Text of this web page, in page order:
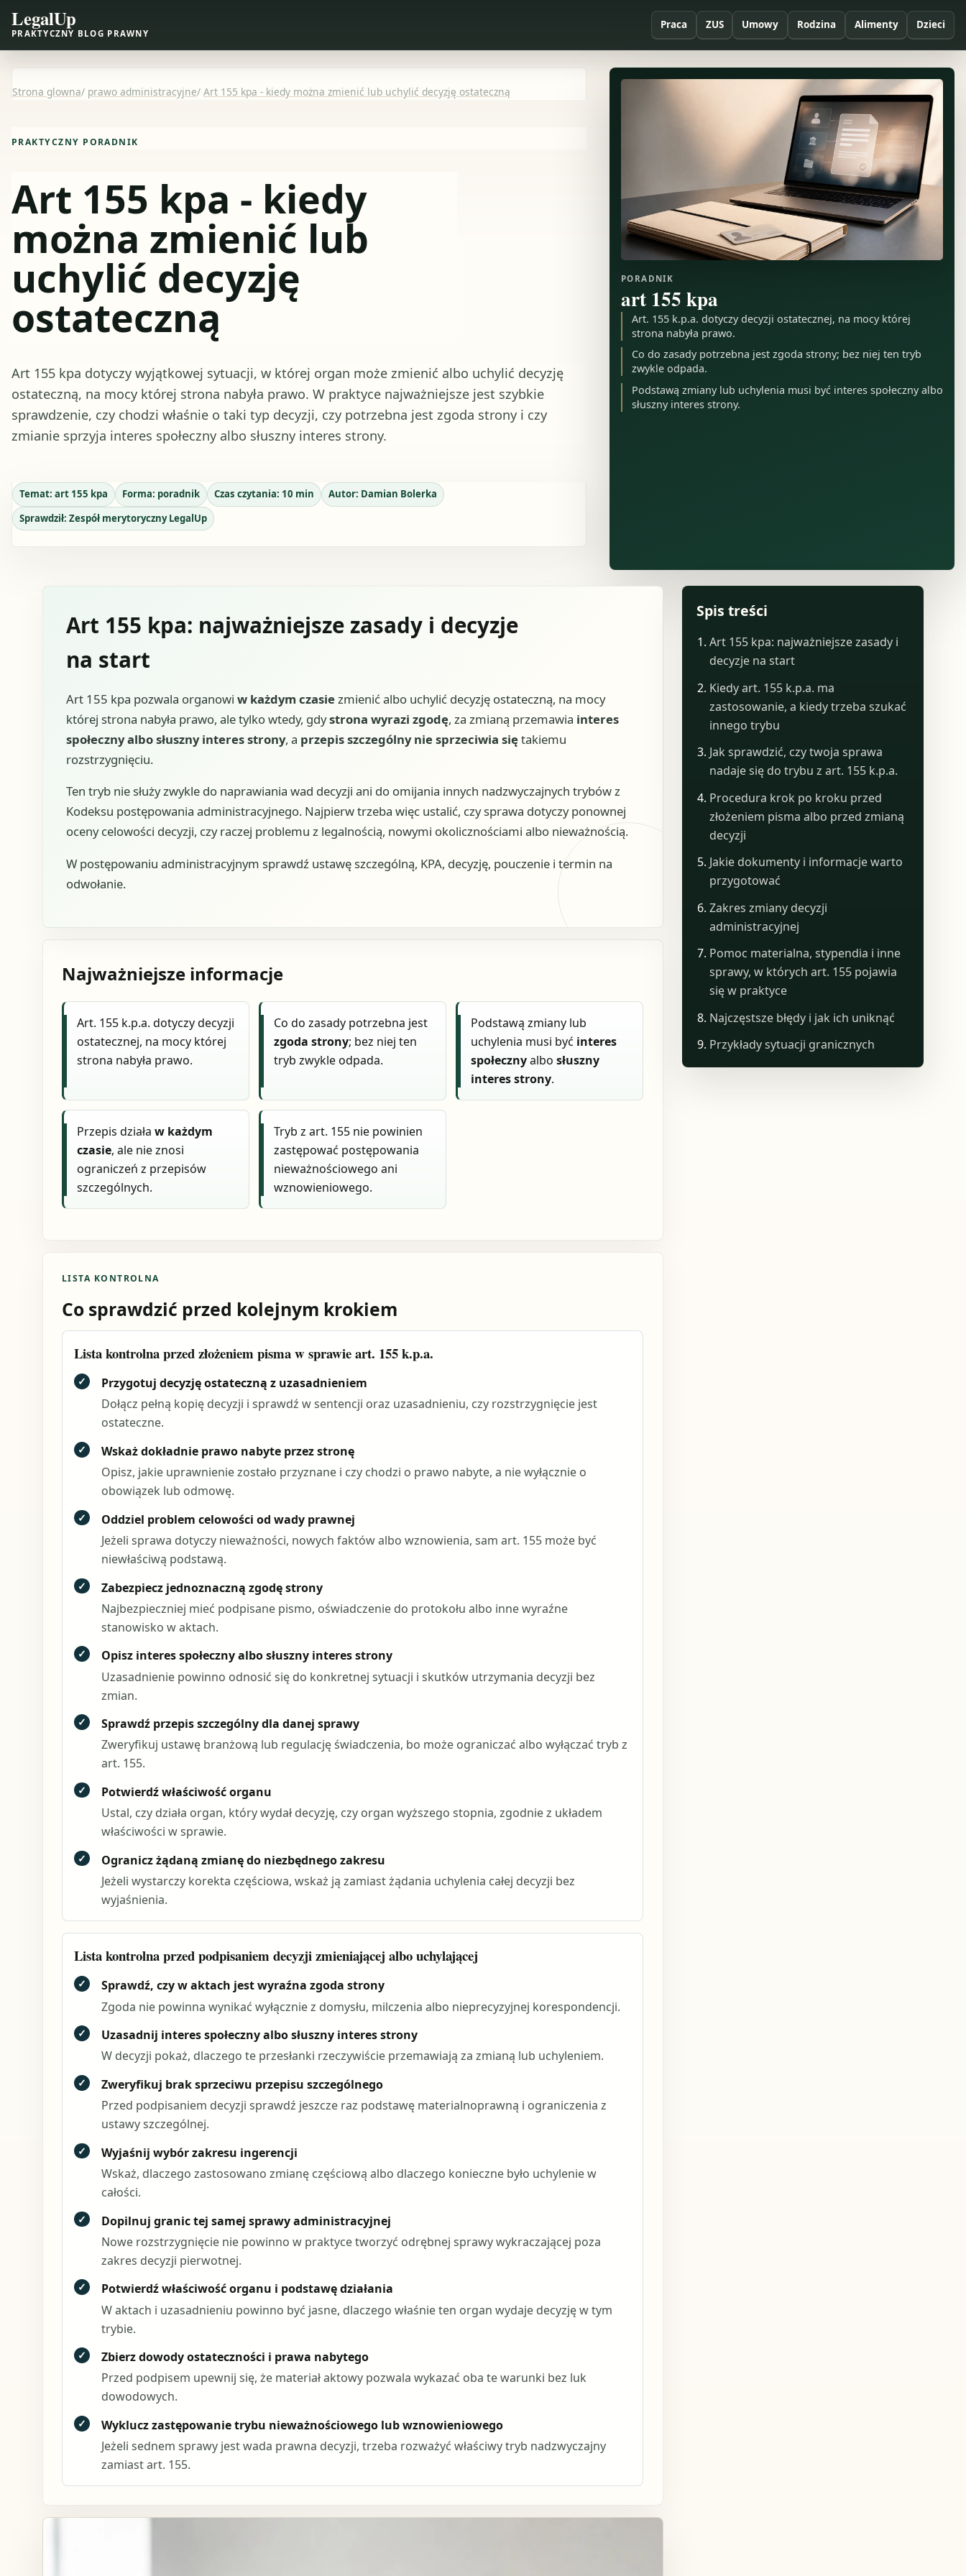
LegalUp
PRAKTYCZNY BLOG PRAWNY
Praca ZUS Umowy Rodzina Alimenty Dzieci
Strona glowna/ prawo administracyjne/ Art 155 kpa - kiedy można zmienić lub uchylić decyzję ostateczną
PRAKTYCZNY PORADNIK
Art 155 kpa - kiedy
można zmienić lub
uchylić decyzję
ostateczną
Art 155 kpa dotyczy wyjątkowej sytuacji, w której organ może zmienić albo uchylić decyzję
ostateczną, na mocy której strona nabyła prawo. W praktyce najważniejsze jest szybkie
sprawdzenie, czy chodzi właśnie o taki typ decyzji, czy potrzebna jest zgoda strony i czy
zmianie sprzyja interes społeczny albo słuszny interes strony.
Temat: art 155 kpa Forma: poradnik Czas czytania: 10 min Autor: Damian Bolerka
Sprawdził: Zespół merytoryczny LegalUp
PORADNIK
art 155 kpa
Art. 155 k.p.a. dotyczy decyzji ostatecznej, na mocy której
strona nabyła prawo.
Co do zasady potrzebna jest zgoda strony; bez niej ten tryb
zwykle odpada.
Podstawą zmiany lub uchylenia musi być interes społeczny albo
słuszny interes strony.
Art 155 kpa: najważniejsze zasady i decyzje
na start
Art 155 kpa pozwala organowi w każdym czasie zmienić albo uchylić decyzję ostateczną, na mocy
której strona nabyła prawo, ale tylko wtedy, gdystrona wyrazi zgodę, za zmianą przemawia interes
społeczny albo słuszny interes strony, a przepis szczególny nie sprzeciwia siętakiemu
rozstrzygnięciu.
Ten tryb nie służy zwykle do naprawiania wad decyzji ani do omijania innych nadzwyczajnych trybów z
Kodeksu postępowania administracyjnego. Najpierw trzeba więc ustalić, czy sprawa dotyczy ponownej
oceny celowości decyzji, czy raczej problemu z legalnością, nowymi okolicznościami albo nieważnością.
W postępowaniu administracyjnym sprawdź ustawę szczególną, KPA, decyzję, pouczenie i termin na
odwołanie.
Najważniejsze informacje
Art. 155 k.p.a. dotyczy decyzji
ostatecznej, na mocy której
strona nabyła prawo.
Co do zasady potrzebna jest
zgoda strony; bez niej ten
tryb zwykle odpada.
Podstawą zmiany lub
uchylenia musi być interes
społecznyalbosłuszny
interes strony.
Przepis działaw każdym
czasie, ale nie znosi
ograniczeń z przepisów
szczególnych.
Tryb z art. 155 nie powinien
zastępować postępowania
nieważnościowego ani
wznowieniowego.
LISTA KONTROLNA
Co sprawdzić przed kolejnym krokiem
Lista kontrolna przed złożeniem pisma w sprawie art. 155 k.p.a.
✓
Przygotuj decyzję ostateczną z uzasadnieniem
Dołącz pełną kopię decyzji i sprawdź w sentencji oraz uzasadnieniu, czy rozstrzygnięcie jest
ostateczne.
✓
Wskaż dokładnie prawo nabyte przez stronę
Opisz, jakie uprawnienie zostało przyznane i czy chodzi o prawo nabyte, a nie wyłącznie o
obowiązek lub odmowę.
✓
Oddziel problem celowości od wady prawnej
Jeżeli sprawa dotyczy nieważności, nowych faktów albo wznowienia, sam art. 155 może być
niewłaściwą podstawą.
✓
Zabezpiecz jednoznaczną zgodę strony
Najbezpieczniej mieć podpisane pismo, oświadczenie do protokołu albo inne wyraźne
stanowisko w aktach.
✓
Opisz interes społeczny albo słuszny interes strony
Uzasadnienie powinno odnosić się do konkretnej sytuacji i skutków utrzymania decyzji bez
zmian.
✓
Sprawdź przepis szczególny dla danej sprawy
Zweryfikuj ustawę branżową lub regulację świadczenia, bo może ograniczać albo wyłączać tryb z
art. 155.
✓
Potwierdź właściwość organu
Ustal, czy działa organ, który wydał decyzję, czy organ wyższego stopnia, zgodnie z układem
właściwości w sprawie.
✓
Ogranicz żądaną zmianę do niezbędnego zakresu
Jeżeli wystarczy korekta częściowa, wskaż ją zamiast żądania uchylenia całej decyzji bez
wyjaśnienia.
Lista kontrolna przed podpisaniem decyzji zmieniającej albo uchylającej
✓
Sprawdź, czy w aktach jest wyraźna zgoda strony
Zgoda nie powinna wynikać wyłącznie z domysłu, milczenia albo nieprecyzyjnej korespondencji.
✓
Uzasadnij interes społeczny albo słuszny interes strony
W decyzji pokaż, dlaczego te przesłanki rzeczywiście przemawiają za zmianą lub uchyleniem.
✓
Zweryfikuj brak sprzeciwu przepisu szczególnego
Przed podpisaniem decyzji sprawdź jeszcze raz podstawę materialnoprawną i ograniczenia z
ustawy szczególnej.
✓
Wyjaśnij wybór zakresu ingerencji
Wskaż, dlaczego zastosowano zmianę częściową albo dlaczego konieczne było uchylenie w
całości.
✓
Dopilnuj granic tej samej sprawy administracyjnej
Nowe rozstrzygnięcie nie powinno w praktyce tworzyć odrębnej sprawy wykraczającej poza
zakres decyzji pierwotnej.
✓
Potwierdź właściwość organu i podstawę działania
W aktach i uzasadnieniu powinno być jasne, dlaczego właśnie ten organ wydaje decyzję w tym
trybie.
✓
Zbierz dowody ostateczności i prawa nabytego
Przed podpisem upewnij się, że materiał aktowy pozwala wykazać oba te warunki bez luk
dowodowych.
✓
Wyklucz zastępowanie trybu nieważnościowego lub wznowieniowego
Jeżeli sednem sprawy jest wada prawna decyzji, trzeba rozważyć właściwy tryb nadzwyczajny
zamiast art. 155.
Spis treści
Art 155 kpa: najważniejsze zasady i
decyzje na start
Kiedy art. 155 k.p.a. ma
zastosowanie, a kiedy trzeba szukać
innego trybu
Jak sprawdzić, czy twoja sprawa
nadaje się do trybu z art. 155 k.p.a.
Procedura krok po kroku przed
złożeniem pisma albo przed zmianą
decyzji
Jakie dokumenty i informacje warto
przygotować
Zakres zmiany decyzji
administracyjnej
Pomoc materialna, stypendia i inne
sprawy, w których art. 155 pojawia
się w praktyce
Najczęstsze błędy i jak ich uniknąć
Przykłady sytuacji granicznych